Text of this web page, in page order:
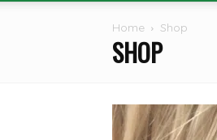
Home Shop
SHOP